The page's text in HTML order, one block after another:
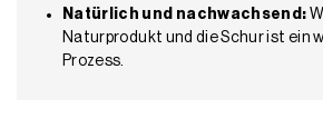
Natürlich und nachwachsend:
Naturprodukt und die Schur ist ein
Prozess.